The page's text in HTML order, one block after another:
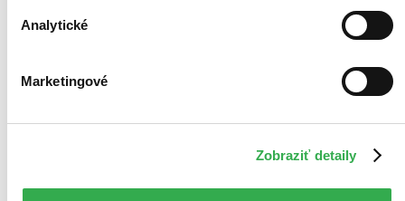
Analytické
Marketingové
Zobraziť detaily